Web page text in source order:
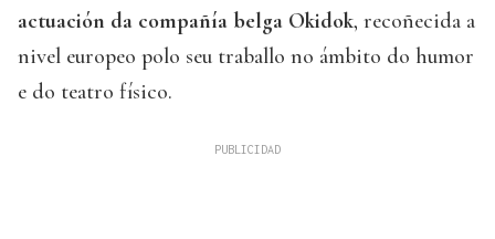
actuación da compañía belga Okidok, recoñecida a
nivel europeo polo seu traballo no ámbito do humor
e do teatro físico.